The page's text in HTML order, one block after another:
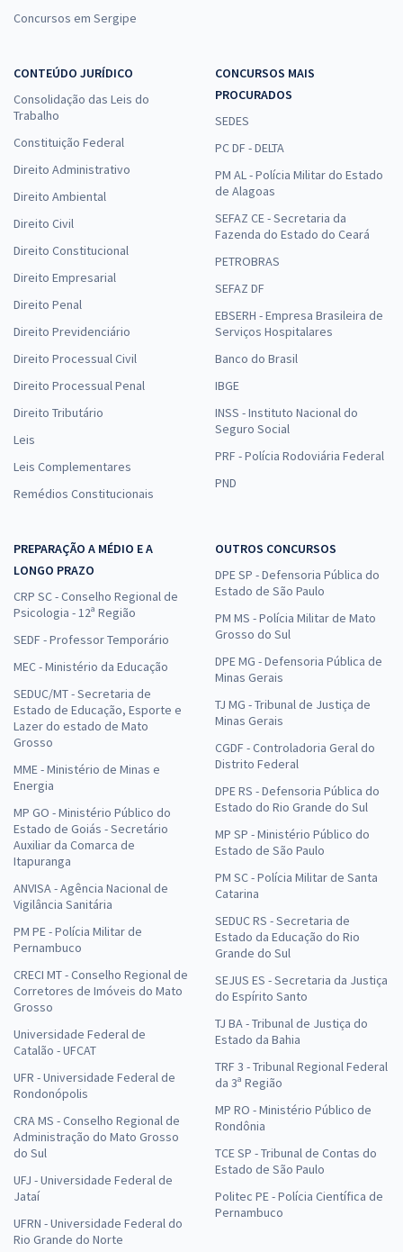
Concursos em Sergipe
CONTEÚDO JURÍDICO
Consolidação das Leis do
Trabalho
Constituição Federal
Direito Administrativo
Direito Ambiental
Direito Civil
Direito Constitucional
Direito Empresarial
Direito Penal
Direito Previdenciário
Direito Processual Civil
Direito Processual Penal
Direito Tributário
Leis
Leis Complementares
Remédios Constitucionais
CONCURSOS MAIS
PROCURADOS
SEDES
PC DF - DELTA
PM AL - Polícia Militar do Estado
de Alagoas
SEFAZ CE - Secretaria da
Fazenda do Estado do Ceará
PETROBRAS
SEFAZ DF
EBSERH - Empresa Brasileira de
Serviços Hospitalares
Banco do Brasil
IBGE
INSS - Instituto Nacional do
Seguro Social
PRF - Polícia Rodoviária Federal
PND
PREPARAÇÃO A MÉDIO E A
LONGO PRAZO
CRP SC - Conselho Regional de
Psicologia - 12ª Região
SEDF - Professor Temporário
MEC - Ministério da Educação
SEDUC/MT - Secretaria de
Estado de Educação, Esporte e
Lazer do estado de Mato
Grosso
MME - Ministério de Minas e
Energia
MP GO - Ministério Público do
Estado de Goiás - Secretário
Auxiliar da Comarca de
Itapuranga
ANVISA - Agência Nacional de
Vigilância Sanitária
PM PE - Polícia Militar de
Pernambuco
CRECI MT - Conselho Regional de
Corretores de Imóveis do Mato
Grosso
Universidade Federal de
Catalão - UFCAT
UFR - Universidade Federal de
Rondonópolis
CRA MS - Conselho Regional de
Administração do Mato Grosso
do Sul
UFJ - Universidade Federal de
Jataí
UFRN - Universidade Federal do
Rio Grande do Norte
OUTROS CONCURSOS
DPE SP - Defensoria Pública do
Estado de São Paulo
PM MS - Polícia Militar de Mato
Grosso do Sul
DPE MG - Defensoria Pública de
Minas Gerais
TJ MG - Tribunal de Justiça de
Minas Gerais
CGDF - Controladoria Geral do
Distrito Federal
DPE RS - Defensoria Pública do
Estado do Rio Grande do Sul
MP SP - Ministério Público do
Estado de São Paulo
PM SC - Polícia Militar de Santa
Catarina
SEDUC RS - Secretaria de
Estado da Educação do Rio
Grande do Sul
SEJUS ES - Secretaria da Justiça
do Espírito Santo
TJ BA - Tribunal de Justiça do
Estado da Bahia
TRF 3 - Tribunal Regional Federal
da 3ª Região
MP RO - Ministério Público de
Rondônia
TCE SP - Tribunal de Contas do
Estado de São Paulo
Politec PE - Polícia Científica de
Pernambuco